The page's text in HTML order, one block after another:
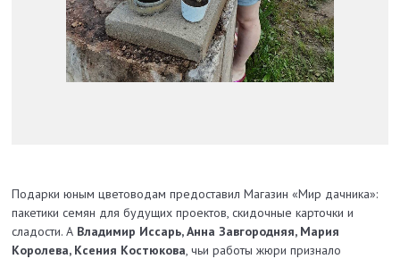
Подарки юным цветоводам предоставил Магазин «Мир дачника»:
пакетики семян для будущих проектов, скидочные карточки и
сладости. А Владимир Иссарь, Анна Завгородняя, Мария
Королева, Ксения Костюкова, чьи работы жюри признало